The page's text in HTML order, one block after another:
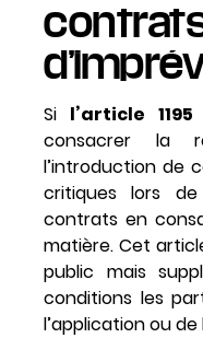
Si l’article
consacrer la
l’introduction de
critiques lors
contrats en
matière. Cet
public mais
conditions les
l’application ou de